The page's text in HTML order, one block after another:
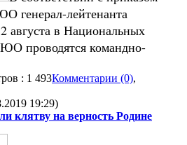
генерал-лейтенанта
августа в Национальных
проводятся командно-
: 1 493Комментарии (0),
19:29)
клятву на верность Родине